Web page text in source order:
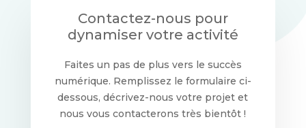
Contactez-nous pour
dynamiser votre activité
Faites un pas de plus vers le succès
numérique. Remplissez le formulaire ci-
dessous, décrivez-nous votre projet et
nous vous contacterons très bientôt !